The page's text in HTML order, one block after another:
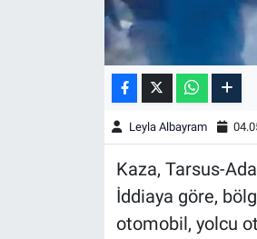
Leyla Albayram
Kaza, Tarsus-
İddiaya göre,
otomobil, yolcu